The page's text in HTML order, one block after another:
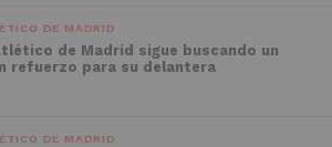
DE MADRID
de Madrid sigue buscando un
refuerzo para su delantera
DE MADRID